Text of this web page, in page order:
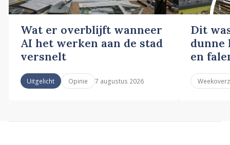
Wat er overblijft wanneer
AI het werken aan de stad
versnelt
Uitgelicht Opinie 7 augustus 2026
Dit
dunne
en